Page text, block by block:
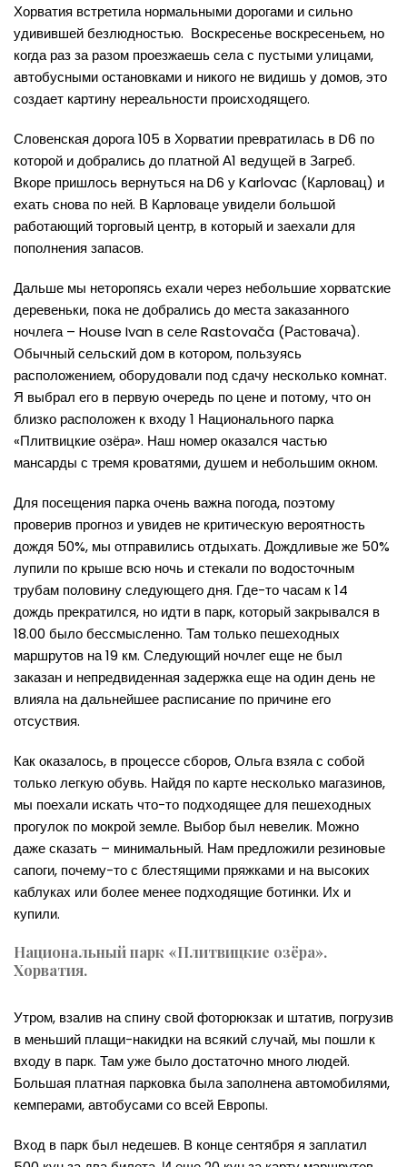
Хорватия встретила нормальными дорогами и сильно
удивившей безлюдностью. Воскресенье воскресеньем, но
когда раз за разом проезжаешь села с пустыми улицами,
автобусными остановками и никого не видишь у домов, это
создает картину нереальности происходящего.
Словенская дорога 105 в Хорватии превратилась в D6 по
которой и добрались до платной А1 ведущей в Загреб.
Вкоре пришлось вернуться на D6 у Karlovac (Карловац) и
ехать снова по ней. В Карловаце увидели большой
работающий торговый центр, в который и заехали для
пополнения запасов.
Дальше мы неторопясь ехали через небольшие хорватские
деревеньки, пока не добрались до места заказанного
ночлега – House Ivan в селе Rastovača (Растовача).
Обычный сельский дом в котором, пользуясь
расположением, оборудовали под сдачу несколько комнат.
Я выбрал его в первую очередь по цене и потому, что он
близко расположен к входу 1 Национального парка
«Плитвицкие озёра». Наш номер оказался частью
мансарды с тремя кроватями, душем и небольшим окном.
Для посещения парка очень важна погода, поэтому
проверив прогноз и увидев не критическую вероятность
дождя 50%, мы отправились отдыхать. Дождливые же 50%
лупили по крыше всю ночь и стекали по водосточным
трубам половину следующего дня. Где-то часам к 14
дождь прекратился, но идти в парк, который закрывался в
18.00 было бессмысленно. Там только пешеходных
маршрутов на 19 км. Следующий ночлег еще не был
заказан и непредвиденная задержка еще на один день не
влияла на дальнейшее расписание по причине его
отсуствия.
Как оказалось, в процессе сборов, Ольга взяла с собой
только легкую обувь. Найдя по карте несколько магазинов,
мы поехали искать что-то подходящее для пешеходных
прогулок по мокрой земле. Выбор был невелик. Можно
даже сказать – минимальный. Нам предложили резиновые
сапоги, почему-то с блестящими пряжками и на высоких
каблуках или более менее подходящие ботинки. Их и
купили.
Национальный парк «Плитвицкие озёра».
Хорватия.
Утром, взалив на спину свой фоторюкзак и штатив, погрузив
в меньший плащи-накидки на всякий случай, мы пошли к
входу в парк. Там уже было достаточно много людей.
Большая платная парковка была заполнена автомобилями,
кемперами, автобусами со всей Европы.
Вход в парк был недешев. В конце сентября я заплатил